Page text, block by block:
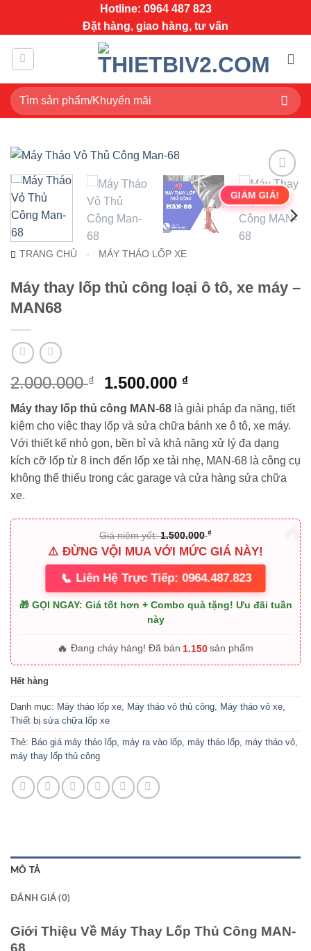
dung
Hotline: 0964 487 823
Đặt hàng, giao hàng, tư vấn
Tìm
kiếm:
GIẢM GIÁ!
TRANG CHỦ - MÁY THÁO LỐP XE
Máy thay lốp thủ công loại ô tô, xe máy –
MAN68
2.000.000₫
Giá
gốc
là:
2.000.000 ₫.
1.500.000 ₫Giá
hiện
tại
là:
1.500.000 ₫.
Máy thay lốp thủ công MAN-68 là giải pháp đa năng, tiết
kiệm cho việc thay lốp và sửa chữa bánh xe ô tô, xe máy.
Với thiết kế nhỏ gọn, bền bỉ và khả năng xử lý đa dạng
kích cỡ lốp từ 8 inch đến lốp xe tải nhẹ, MAN-68 là công cụ
không thể thiếu trong các garage và cửa hàng sửa chữa
xe.
Giá niêm yết:1.500.000₫
⚠️ ĐỪNG VỘI MUA VỚI MỨC GIÁ NÀY!
📞 Liên Hệ Trực Tiếp: 0964.487.823
🎁 GỌI NGAY: Giá tốt hơn + Combo quà tặng! Ưu đãi tuần
này
🔥 Đang cháy hàng! Đã bán 1.150 sản phẩm
Hết hàng
Danh mục: Máy tháo lốp xe, Máy tháo vỏ thủ công, Máy tháo vỏ xe,
Thiết bị sửa chữa lốp xe
Thẻ: Báo giá máy tháo lốp, máy ra vào lốp, máy tháo lốp, máy tháo vỏ,
máy thay lốp thủ công
MÔ TẢ
ĐÁNH GIÁ (0)
Giới Thiệu Về Máy Thay Lốp Thủ Công MAN-
68